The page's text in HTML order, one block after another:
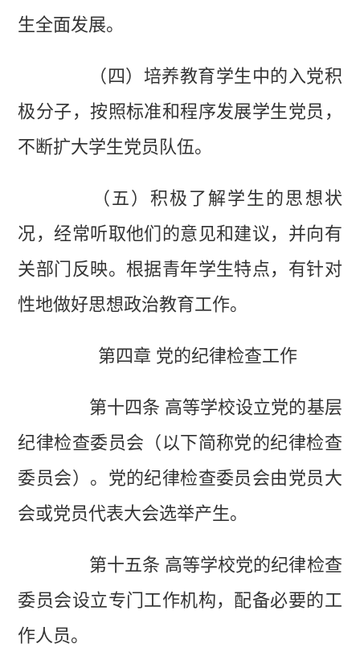
生全面发展。
（四）培养教育学生中的入党积
极分子，按照标准和程序发展学生党员，
不断扩大学生党员队伍。
（五）积极了解学生的思想状
况，经常听取他们的意见和建议，并向有
关部门反映。根据青年学生特点，有针对
性地做好思想政治教育工作。
第四章 党的纪律检查工作
第十四条 高等学校设立党的基层
纪律检查委员会（以下简称党的纪律检查
委员会）。党的纪律检查委员会由党员大
会或党员代表大会选举产生。
第十五条 高等学校党的纪律检查
委员会设立专门工作机构，配备必要的工
作人员。